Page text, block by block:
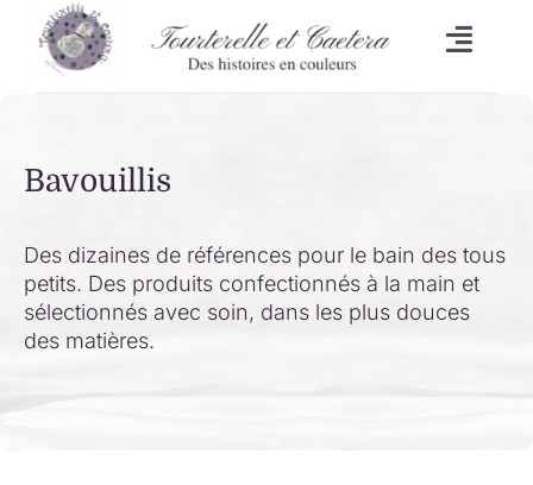
Passer
contenu
Lingettes
Bavoirs
Bavouillis
Des dizaines de références pour le bain des tous
petits. Des produits confectionnés à la main et
sélectionnés avec soin, dans les plus douces
des matières.